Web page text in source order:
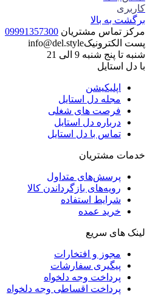
کاربری
برگشت به بالا
مرکز تماس مشتریان 09991357300
پست الکترونیکinfo@del.style
شنبه تا پنج شنبه 9 الی 21
با دل استایل
اپلیکیشن
مجله دل استایل
فرصت های شغلی
درباره دل استایل
تماس با دل استایل
خدمات مشتریان
پرسش‌های متداول
رویه‌های بازگرداندن کالا
شرایط استفاده
خرید عمده
لینک های سریع
مجوز و افتخارات
پیگیری سفارشات
پرداخت وجه دلخواه
پرداخت اقساطی وجه دلخواه